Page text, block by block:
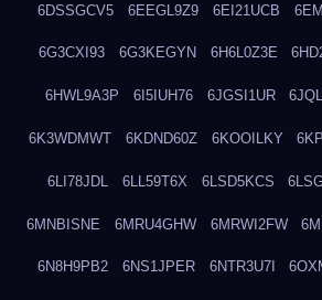
6DSSGCV5 6EEGL9Z9 6EI21UCB
6G3CXI93 6G3KEGYN 6H6L0Z3E
6HWL9A3P 6I5IUH76 6JGSI1UR
6K3WDMWT 6KDND60Z 6KOOILKY
6LI78JDL 6LL59T6X 6LSD5KCS
6MNBISNE 6MRU4GHW 6MRWI2FW
6N8H9PB2 6NS1JPER 6NTR3U7I